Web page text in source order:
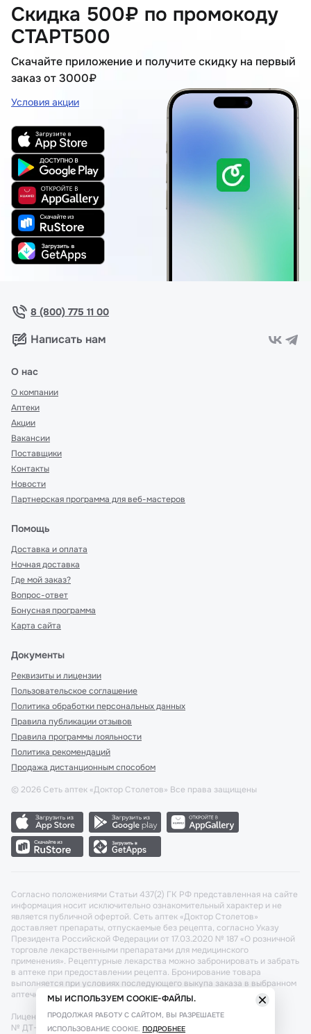
Скидка 500₽ по промокоду
СТАРТ500
Скачайте приложение и получите скидку на первый
заказ от 3000₽
Условия акции
8 (800) 775 11 00
Написать нам
О нас
О компании
Аптеки
Акции
Вакансии
Поставщики
Контакты
Новости
Партнерская программа для веб-мастеров
Помощь
Доставка и оплата
Ночная доставка
Где мой заказ?
Вопрос-ответ
Бонусная программа
Карта сайта
Документы
Реквизиты и лицензии
Пользовательское соглашение
Политика обработки персональных данных
Правила публикации отзывов
Правила программы лояльности
Политика рекомендаций
Продажа дистанционным способом
© 2026 Сеть аптек «Доктор Столетов» Все права защищены
Согласно положениями Статьи 437(2) ГК РФ представленная на сайте
информация носит исключительно ознакомительный характер и не
является публичной офертой. Сеть аптек «Доктор Столетов»
доставляет препараты, отпускаемые без рецепта, согласно Указу
Президента Российской Федерации от 17.03.2020 № 187 «О розничной
торговле лекарственными препаратами для медицинского
применения». Рецептурные лекарства можно забронировать и забрать
в аптеке при предоставлении рецепта. Бронирование товара
выполняется при условиях последующего выкупа заказа в выбранном
аптечном пункте.
Лицензия №: ЛО-77-02-011340 от 22 декабря 2020г. Разрешение
№ ДТ-77-000421 от 25.10.2021 г. Вопросы по заказам, претензии
МЫ ИСПОЛЬЗУЕМ COOKIE-ФАЙЛЫ.
ПРОДОЛЖАЯ РАБОТУ С САЙТОМ, ВЫ РАЗРЕШАЕТЕ
ИСПОЛЬЗОВАНИЕ COOKIE. ПОДРОБНЕЕ